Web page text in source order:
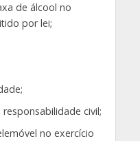
de álcool no
por lei;
civil;
no exercício